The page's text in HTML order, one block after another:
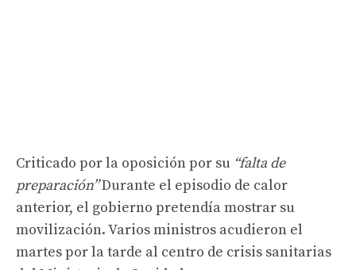
Criticado por la oposición por su “falta de
preparación”Durante el episodio de calor
anterior, el gobierno pretendía mostrar su
movilización. Varios ministros acudieron el
martes por la tarde al centro de crisis sanitarias